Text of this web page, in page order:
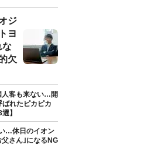
ジ
ヨ
な
欠
人客も来ない…開
れたピカピカ
】
…休日のイオン
さん｣になるNG